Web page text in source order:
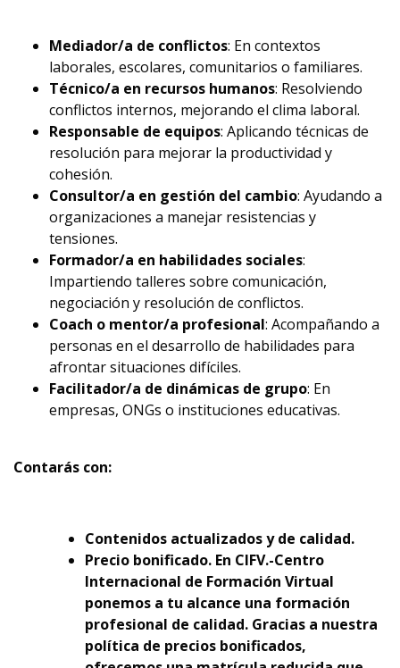
Mediador/a de conflictos: En contextos
laborales, escolares, comunitarios o familiares.
Técnico/a en recursos humanos: Resolviendo
conflictos internos, mejorando el clima laboral.
Responsable de equipos: Aplicando técnicas de
resolución para mejorar la productividad y
cohesión.
Consultor/a en gestión del cambio: Ayudando a
organizaciones a manejar resistencias y
tensiones.
Formador/a en habilidades sociales:
Impartiendo talleres sobre comunicación,
negociación y resolución de conflictos.
Coach o mentor/a profesional: Acompañando a
personas en el desarrollo de habilidades para
afrontar situaciones difíciles.
Facilitador/a de dinámicas de grupo: En
empresas, ONGs o instituciones educativas.
Contarás con:
Contenidos actualizados y de calidad.
Precio bonificado. En CIFV.-Centro
Internacional de Formación Virtual
ponemos a tu alcance una formación
profesional de calidad. Gracias a nuestra
política de precios bonificados,